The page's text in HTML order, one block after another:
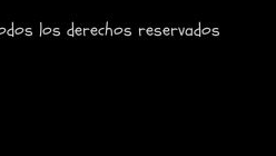
los derechos reservados